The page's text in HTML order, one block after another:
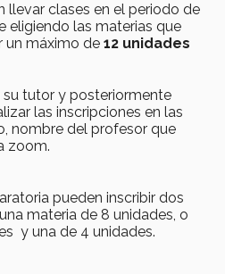
llevar clases en el periodo de
eligiendo las materias que
un máximo de 12 unidades
tutor y posteriormente
las inscripciones en las
nombre del profesor que
zoom.
pueden inscribir dos
materia de 8 unidades, o
y una de 4 unidades.